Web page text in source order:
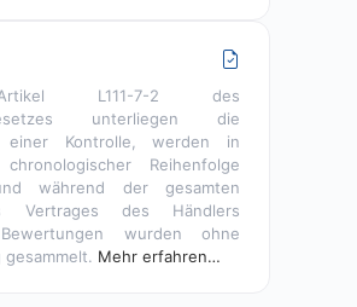
L111-7-2 des
unterliegen die
einer Kontrolle, werden in
Reihenfolge
während der gesamten
Vertrages des Händlers
wurden ohne
Mehr erfahren…